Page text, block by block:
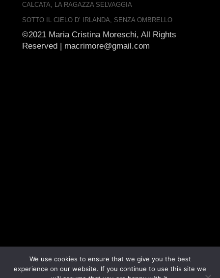
CALCATA, LA RAGAZZA SELVAGGIA
SOTTO IL CIELO D’ IRLANDA, SENZA OMBRELLO
©2021 Maria Cristina Moreschi, All Rights
Reserved | macrimore@gmail.com
We use cookies to ensure that we give you the best
experience on our website. If you continue to use this site we